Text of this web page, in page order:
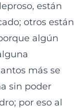
están
otros están
algún
más se
sin poder
por eso al